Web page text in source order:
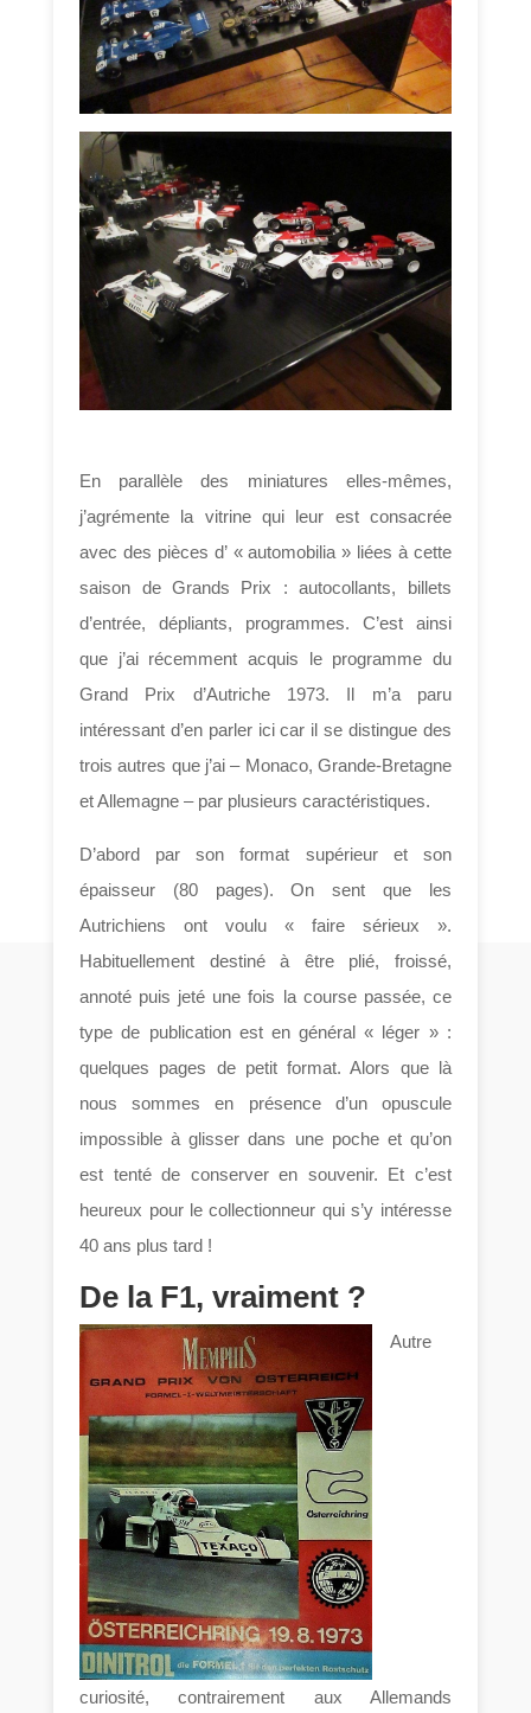
En parallèle des miniatures elles-mêmes,
j’agrémente la vitrine qui leur est consacrée
avec des pièces d’ « automobilia » liées à cette
saison de Grands Prix : autocollants, billets
d’entrée, dépliants, programmes. C’est ainsi
que j’ai récemment acquis le programme du
Grand Prix d’Autriche 1973. Il m’a paru
intéressant d’en parler ici car il se distingue des
trois autres que j’ai – Monaco, Grande-Bretagne
et Allemagne – par plusieurs caractéristiques.
D’abord par son format supérieur et son
épaisseur (80 pages). On sent que les
Autrichiens ont voulu « faire sérieux ».
Habituellement destiné à être plié, froissé,
annoté puis jeté une fois la course passée, ce
type de publication est en général « léger » :
quelques pages de petit format. Alors que là
nous sommes en présence d’un opuscule
impossible à glisser dans une poche et qu’on
est tenté de conserver en souvenir. Et c’est
heureux pour le collectionneur qui s’y intéresse
40 ans plus tard !
De la F1, vraiment ?
Autre
curiosité, contrairement aux Allemands